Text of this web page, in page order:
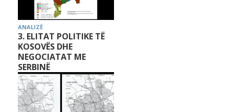
ANALIZË
3. ELITAT POLITIKE TË
KOSOVËS DHE
NEGOCIATAT ME
SERBINË